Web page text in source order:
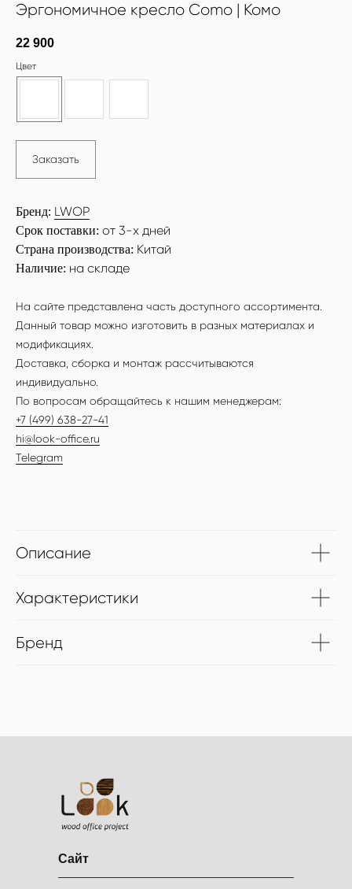
Эргономичное кресло Como | Комо
22 900
Цвет
Заказать
Бренд: LWOP
Срок поставки: от 3-х дней
Страна производства: Китай
Наличие: на складе
На сайте представлена часть доступного ассортимента.
Данный товар можно изготовить в разных материалах и
модификациях.
Доставка, сборка и монтаж рассчитываются
индивидуально.
По вопросам обращайтесь к нашим менеджерам:
+7 (499) 638-27-41
hi@look-office.ru
Telegram
Описание
Характеристики
Бренд
Сайт